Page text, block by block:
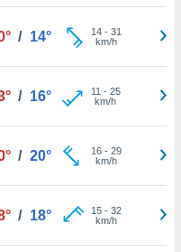
/ 14° 14- 31
km/h
/ 16° 11 - 25
km/h
/ 20° 16- 29
km/h
/ 18° 15- 32
km/h